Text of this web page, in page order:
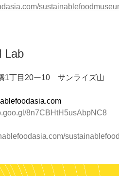
Lab
1丁目20ー10 サンライズ山
8n7CBHtH5usAbpNC8